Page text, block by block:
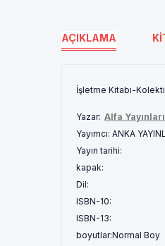
AÇIKLAMA
İşletme Kitabı-
Yazar: Alfa Yayınları
Yayımcı: ANKA
Yayın tarihi:
kapak:
Dil:
ISBN-10:
ISBN-13:
boyutlar:Normal Boy